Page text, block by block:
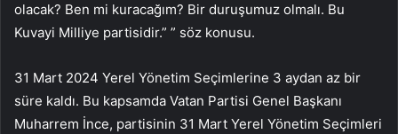
olacak? Ben mi kuracağım? Bir duruşumuz olmalı. Bu
Kuvayi Milliye partisidir.” ” söz konusu.
31 Mart 2024 Yerel Yönetim Seçimlerine 3 aydan az bir
süre kaldı. Bu kapsamda Vatan Partisi Genel Başkanı
Muharrem İnce, partisinin 31 Mart Yerel Yönetim Seçimleri